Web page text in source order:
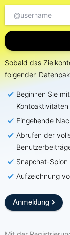
Türkçe
Hack
FAQ
Sobald das
folgenden
Beginnen Sie
Kontoaktivitäten
Eingehende
Abrufen der
Snapchat-
Aufzeichnung
Anmeldung